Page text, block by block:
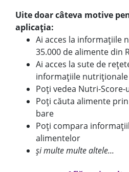
Uite doar câteva motive
aplicația:
Ai acces la informațiile
35.000 de alimente din
Ai acces la sute de
informațiile
Poți vedea Nutri-
Poți căuta alimente
bare
Poți compara
alimentelor
și multe multe altele...